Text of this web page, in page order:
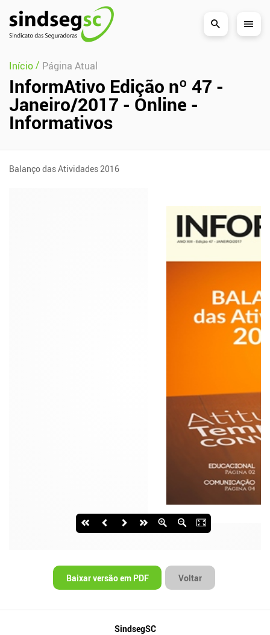
Pular Navegação (s)
Início/ Página Atual
InformAtivo Edição nº 47 -
Janeiro/2017 - Online -
Informativos
Balanço das Atividades 2016
Baixar versão em PDF Voltar
SindsegSC